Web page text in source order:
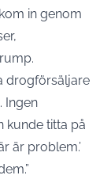
in genom
drogförsäljare
Ingen
kunde titta på
är problem.’